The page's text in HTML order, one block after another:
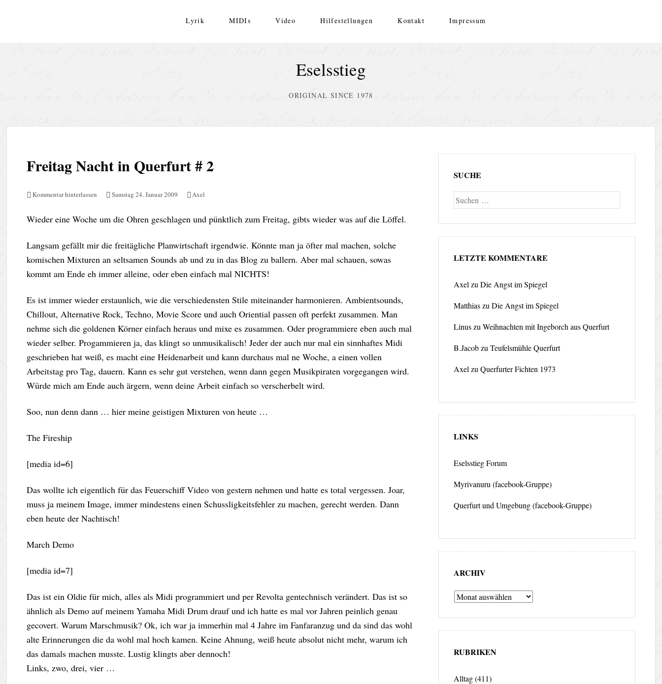
Lyrik MIDIs Video Hilfestellungen Kontakt Impressum
Eselsstieg
ORIGINAL SINCE 1978
Freitag Nacht in Querfurt # 2
Kommentar hinterlassen Samstag 24. Januar 2009 Axel
Wieder eine Woche um die Ohren geschlagen und pünktlich zum Freitag, gibts wieder was auf die Löffel.
Langsam gefällt mir die freitägliche Planwirtschaft irgendwie. Könnte man ja öfter mal machen, solche
komischen Mixturen an seltsamen Sounds ab und zu in das Blog zu ballern. Aber mal schauen, sowas
kommt am Ende eh immer alleine, oder eben einfach mal NICHTS!
Es ist immer wieder erstaunlich, wie die verschiedensten Stile miteinander harmonieren. Ambientsounds,
Chillout, Alternative Rock, Techno, Movie Score und auch Oriential passen oft perfekt zusammen. Man
nehme sich die goldenen Körner einfach heraus und mixe es zusammen. Oder programmiere eben auch mal
wieder selber. Progammieren ja, das klingt so unmusikalisch! Jeder der auch nur mal ein sinnhaftes Midi
geschrieben hat weiß, es macht eine Heidenarbeit und kann durchaus mal ne Woche, a einen vollen
Arbeitstag pro Tag, dauern. Kann es sehr gut verstehen, wenn dann gegen Musikpiraten vorgegangen wird.
Würde mich am Ende auch ärgern, wenn deine Arbeit einfach so verscherbelt wird.
Soo, nun denn dann … hier meine geistigen Mixturen von heute …
The Fireship
[media id=6]
Das wollte ich eigentlich für das Feuerschiff Video von gestern nehmen und hatte es total vergessen. Joar,
muss ja meinem Image, immer mindestens einen Schussligkeitsfehler zu machen, gerecht werden. Dann
eben heute der Nachtisch!
March Demo
[media id=7]
Das ist ein Oldie für mich, alles als Midi programmiert und per Revolta gentechnisch verändert. Das ist so
ähnlich als Demo auf meinem Yamaha Midi Drum drauf und ich hatte es mal vor Jahren peinlich genau
gecovert. Warum Marschmusik? Ok, ich war ja immerhin mal 4 Jahre im Fanfaranzug und da sind das wohl
alte Erinnerungen die da wohl mal hoch kamen. Keine Ahnung, weiß heute absolut nicht mehr, warum ich
das damals machen musste. Lustig klingts aber dennoch!
Links, zwo, drei, vier …
SUCHE
Suche
LETZTE KOMMENTARE
Axel zu Die Angst im Spiegel
Matthiaszu Die Angst im Spiegel
Linuszu Weihnachten mit Ingeborch aus Querfurt
B.Jacobzu Teufelsmühle Querfurt
Axel zu Querfurter Fichten 1973
LINKS
Eselsstieg Forum
Myrivanuru (facebook-Gruppe)
Querfurt und Umgebung (facebook-Gruppe)
ARCHIV
Archiv
RUBRIKEN
Alltag(411)